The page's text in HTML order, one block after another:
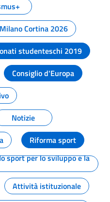
Milano Cortina 2026
studenteschi 2019
Consiglio d'Europa
Notizie
Riforma sport
sport per lo sviluppo e la
Attività istituzionale